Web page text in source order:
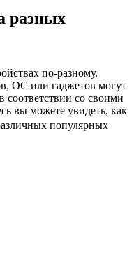
разных
по-разному.
ОС или гаджетов могут
соответствии со своими
вы можете увидеть, как
популярных